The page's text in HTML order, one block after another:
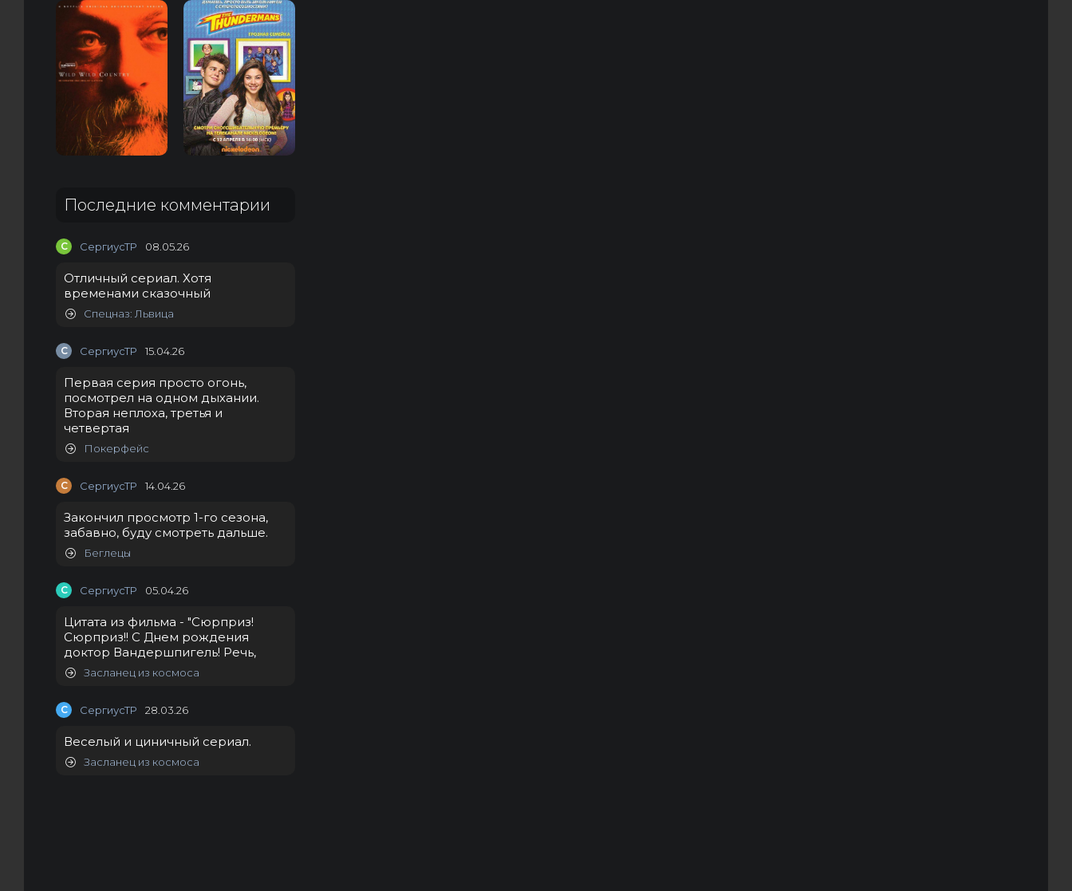
Последние комментарии
С СергиусТР 08.05.26
Отличный сериал. Хотя
временами сказочный
Спецназ: Львица
С СергиусТР 15.04.26
Первая серия просто огонь,
посмотрел на одном дыхании.
Вторая неплоха, третья и
четвертая
Покерфейс
С СергиусТР 14.04.26
Закончил просмотр 1-го сезона,
забавно, буду смотреть дальше.
Беглецы
С СергиусТР 05.04.26
Цитата из фильма - "Сюрприз!
Сюрприз!! С Днем рождения
доктор Вандершпигель! Речь,
Засланец из космоса
С СергиусТР 28.03.26
Веселый и циничный сериал.
Засланец из космоса